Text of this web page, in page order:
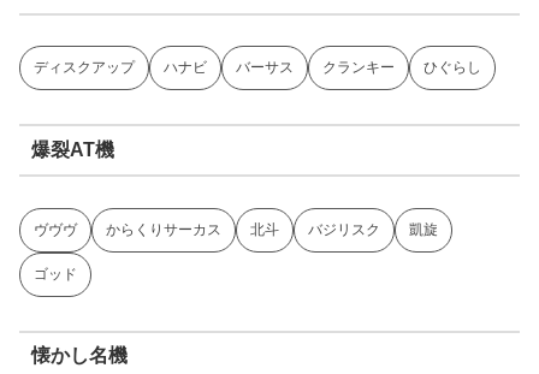
ディスクアップ ハナビ バーサス クランキー ひぐらし
爆裂AT機
ヴヴヴ からくりサーカス 北斗 バジリスク 凱旋
ゴッド
懐かし名機